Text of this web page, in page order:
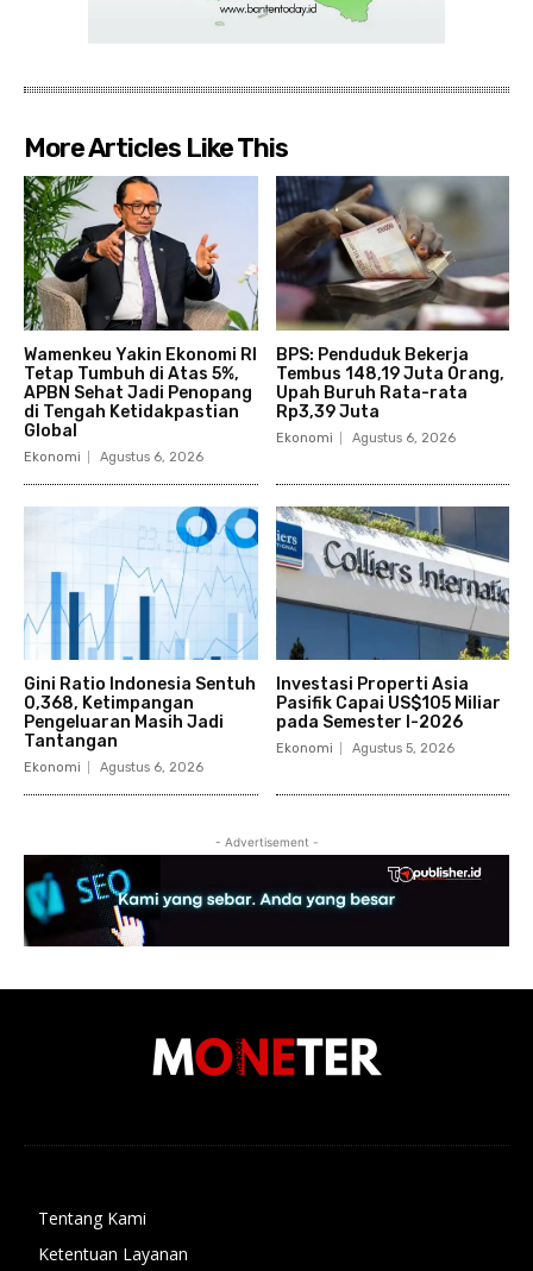
More Articles Like This
Wamenkeu Yakin Ekonomi RI
Tetap Tumbuh di Atas 5%,
APBN Sehat Jadi Penopang
di Tengah Ketidakpastian
Global
Ekonomi Agustus 6, 2026
BPS: Penduduk Bekerja
Tembus 148,19 Juta Orang,
Upah Buruh Rata-rata
Rp3,39 Juta
Ekonomi Agustus 6, 2026
Gini Ratio Indonesia Sentuh
0,368, Ketimpangan
Pengeluaran Masih Jadi
Tantangan
Ekonomi Agustus 6, 2026
Investasi Properti Asia
Pasifik Capai US$105 Miliar
pada Semester I-2026
Ekonomi Agustus 5, 2026
- Advertisement -
Tentang Kami
Ketentuan Layanan